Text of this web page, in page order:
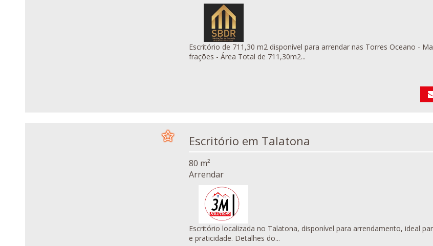
Escritório de 711,30 m2 disponível para arrendar nas Torres Oceano - Maculusso. Características do imóvel: -
frações - Área Total de 711,30m2...
Escritório em Talatona
80 m²
Arrendar
Escritório localizada no Talatona, disponível para arrendamento, ideal
e praticidade. Detalhes do...